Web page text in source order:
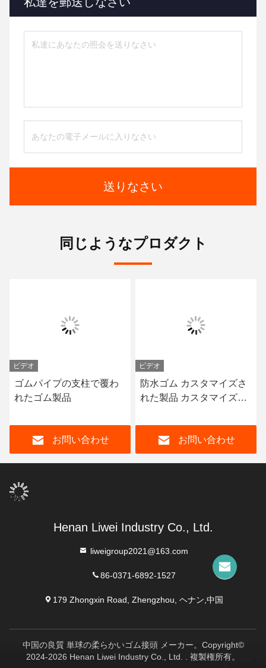
送りなさい
同じようなプロダクト
ビデオ
ゴムパイプの支柱で覆わ
れたゴム製品
お問い合わせ
ビデオ
防水ゴム カスタマイズさ
れた製品 カスタマイズさ
お問い合わせ
Henan Liwei Industry Co., Ltd.
liweigroup2021@163.com
86-0371-6892-1527
179 Zhongxin Road, Zhengzhou, ヘナン,中国
中国の良質 単球の柔らかいゴム接頭 メーカー。Copyright©
2024-2026 Henan Liwei Industry Co., Ltd. . 複製権所有。